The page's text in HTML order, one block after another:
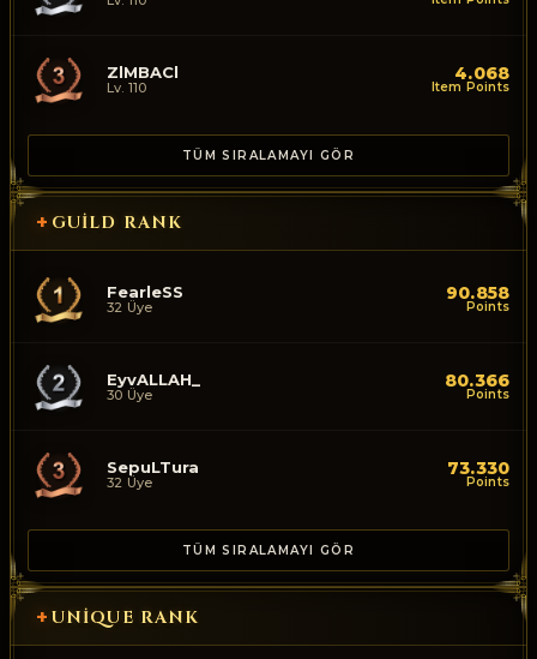
ZlMBACl
Lv. 110
4.068
Item Points
TÜM SIRALAMAYI GÖR
+ GUILD RANK
FearleSS
32 Üye
90.858
Points
EyvALLAH_
30 Üye
80.366
Points
SepuLTura
32 Üye
73.330
Points
TÜM SIRALAMAYI GÖR
+ UNIQUE RANK